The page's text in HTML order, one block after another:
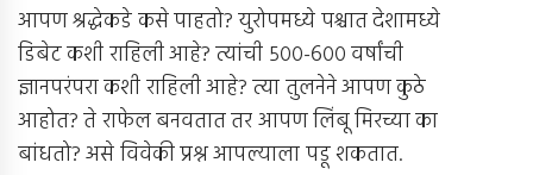
आपण श्रद्धेकडे कसे पाहतो? युरोपमध्ये पश्चात देशामध्ये
डिबेट कशी राहिली आहे? त्यांची ५००-६०० वर्षांची
ज्ञानपरंपरा कशी राहिली आहे? त्या तुलनेने आपण कुठे
आहोत? ते राफेल बनवतात तर आपण लिंबू मिरच्या का
बांधतो? असे विवेकी प्रश्न आपल्याला पडू शकतात.